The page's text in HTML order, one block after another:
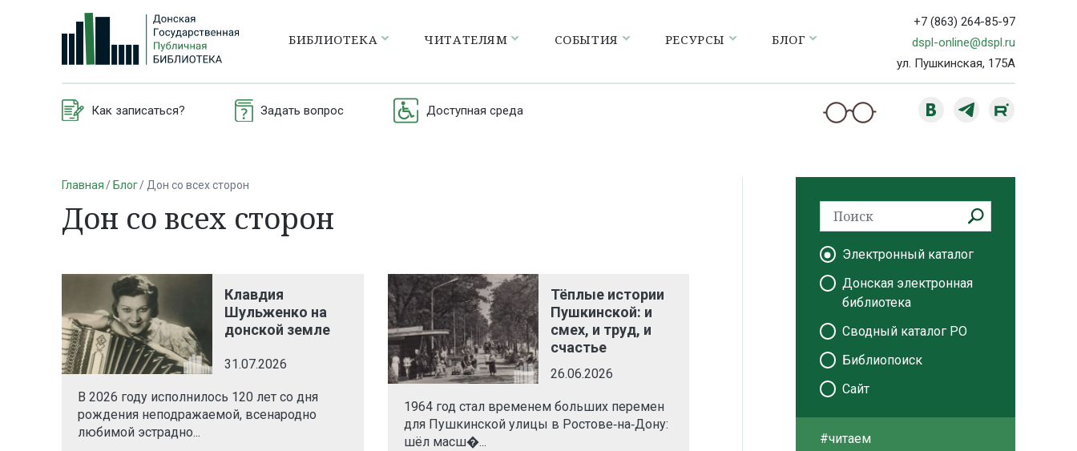
БИБЛИОТЕКА ЧИТАТЕЛЯМ СОБЫТИЯ РЕСУРСЫ БЛОГ
+7 (863) 264-85-97
dspl-online@dspl.ru
ул. Пушкинская, 175А
Как записаться? Задать вопрос Доступная среда
Главная Блог Дон со всех сторон
Дон со всех сторон
Клавдия
Шульженко на
донской земле
31.07.2026
В 2026 году исполнилось 120 лет со дня
рождения неподражаемой, всенародно
любимой эстрадно...
Тёплые истории
Пушкинской: и
смех, и труд, и
счастье
26.06.2026
1964 год стал временем больших перемен
для Пушкинской улицы в Ростове‑на‑Дону:
шёл масш�...
Электронный каталог
Донская электронная
библиотека
Сводный каталог РО
Библиопоиск
Сайт
#читаем